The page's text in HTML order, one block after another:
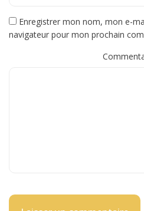
Enregistrer mon nom, mon e-
navigateur pour mon prochain